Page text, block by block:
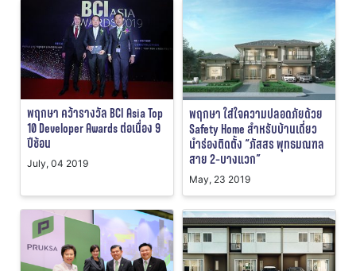
พฤกษา คว้ารางวัล BCI Asia Top
10 Developer Awards ต่อเนื่อง 9
ปีซ้อน
July, 04 2019
พฤกษา ใส่ใจความปลอดภัยด้วย
Safety Home สำหรับบ้านเดี่ยว
นำร่องติดตั้ง “ภัสสร พุทธมณฑล
สาย 2-บางแวก”
May, 23 2019